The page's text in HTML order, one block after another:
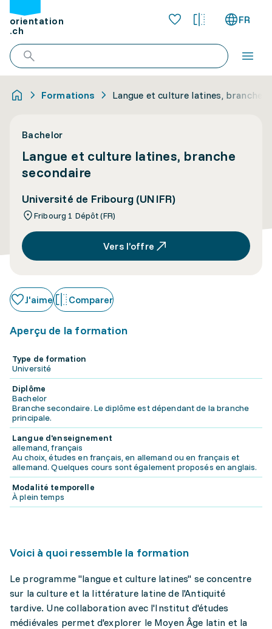
orientation
.ch
FR
Formations Langue et culture latines, branche
Bachelor
Langue et culture latines, branche
secondaire
Université de Fribourg (UNIFR)
Fribourg 1 Dépôt (FR)
Vers l’offre
J'aime Comparer
Aperçu de la formation
Type de formation
Université
Diplôme
Bachelor
Branche secondaire. Le diplôme est dépendant de la branche
principale.
Langue d'enseignement
allemand, français
Au choix, études en français, en allemand ou en français et
allemand. Quelques cours sont également proposés en anglais.
Modalité temporelle
À plein temps
Voici à quoi ressemble la formation
Le programme "langue et culture latines" se concentre
sur la culture et la littérature latine de l'Antiquité
tardive. Une collaboration avec l'Institut d'études
médiévales permet d'explorer le Moyen Âge latin et la